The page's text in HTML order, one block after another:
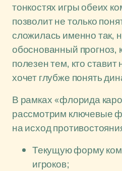
тонкостях игры обеих
позволит не только
сложилась именно так,
обоснованный прогноз,
полезен тем, кто ставит
хочет глубже понять
В рамках «флорида
рассмотрим ключевые
на исход
Текущую форму
игроков;